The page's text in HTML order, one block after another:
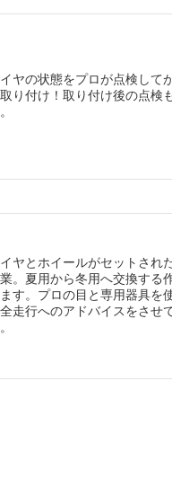
ヤの状態をプロが点検して
り付け！取り付け後の点検
ヤとホイールがセットされ
。夏用から冬用へ交換する
す。プロの目と専用器具を
走行へのアドバイスをさせ